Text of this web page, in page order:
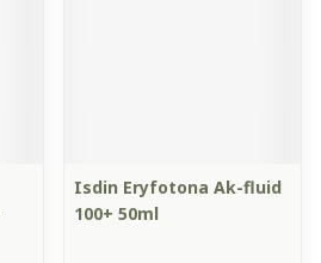
Isdin Eryfotona Ak-fluid
100+ 50ml